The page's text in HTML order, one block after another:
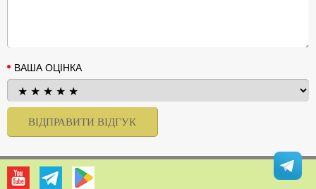
ВАША ОЦІНКА